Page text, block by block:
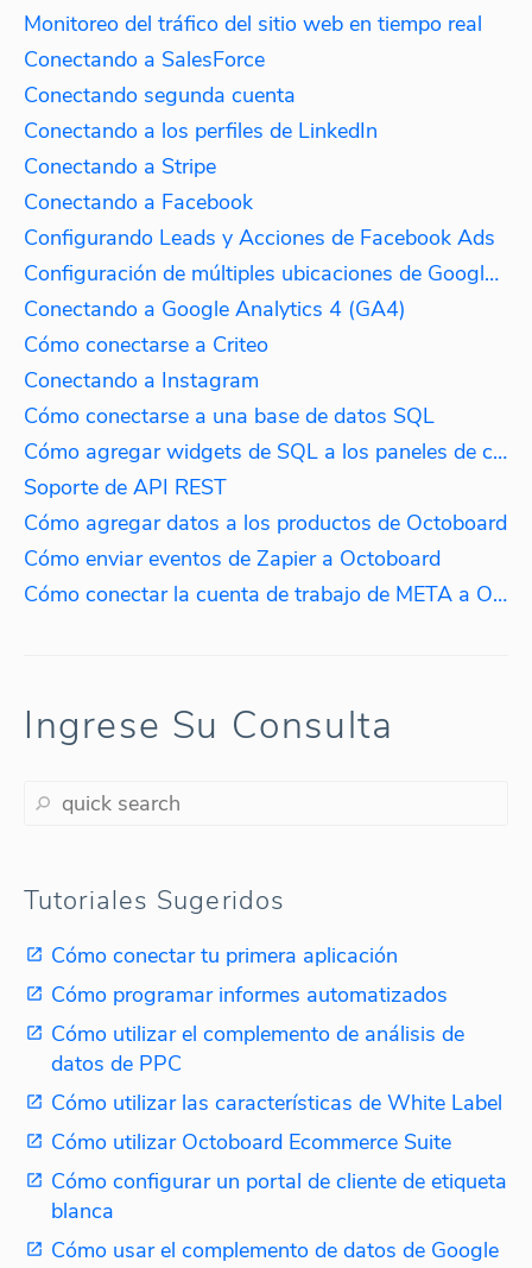
Monitoreo del tráfico del sitio web en tiempo real
Conectando a SalesForce
Conectando segunda cuenta
Conectando a los perfiles de LinkedIn
Conectando a Stripe
Conectando a Facebook
Configurando Leads y Acciones de Facebook Ads
Configuración de múltiples ubicaciones de Google My Business
Conectando a Google Analytics 4 (GA4)
Cómo conectarse a Criteo
Conectando a Instagram
Cómo conectarse a una base de datos SQL
Cómo agregar widgets de SQL a los paneles de control
Soporte de API REST
Cómo agregar datos a los productos de Octoboard
Cómo enviar eventos de Zapier a Octoboard
Cómo conectar la cuenta de trabajo de META a Octoboard
Ingrese Su Consulta
Tutoriales Sugeridos
Cómo conectar tu primera aplicación
Cómo programar informes automatizados
Cómo utilizar el complemento de análisis de
datos de PPC
Cómo utilizar las características de White Label
Cómo utilizar Octoboard Ecommerce Suite
Cómo configurar un portal de cliente de etiqueta
blanca
Cómo usar el complemento de datos de Google